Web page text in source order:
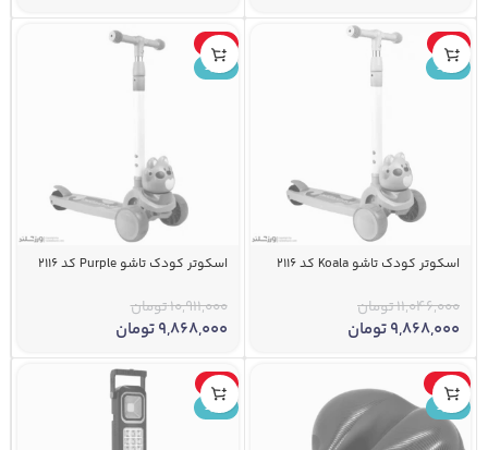
-11%
جدید
اسکوتر کودک تاشو Koala کد 2116
11,046,000تومان
9,868,000تومان
-10%
جدید
اسکوتر کودک تاشو Purple کد 2116
10,911,000تومان
9,868,000تومان
-22%
جدید
-6%
جدید